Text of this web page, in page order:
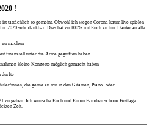
!
tatsächlich so gemeint. Obwohl ich wegen Corona kaum live spielen
2020 sehr dankbar. Dies hat zu 100% mit Euch zu tun. Danke an alle
zu machen
finanziell unter die Arme gegriffen haben
kleine Konzerte möglich gemacht haben
durfte
innen, die gerne zu mir in den Gitarren, Piano- oder
gehen. Ich wünsche Euch und Euren Familien schöne Festtage.
Zeit.